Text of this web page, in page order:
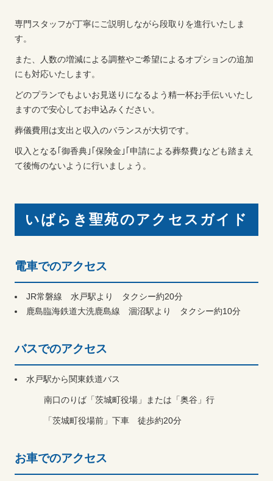
専門スタッフが丁寧にご説明しながら段取りを進行いたしま
す。
また、人数の増減による調整やご希望によるオプションの追加
にも対応いたします。
どのプランでもよいお見送りになるよう精一杯お手伝いいたし
ますので安心してお申込みください。
葬儀費用は支出と収入のバランスが大切です。
収入となる｢御香典｣｢保険金｣｢申請による葬祭費｣なども踏まえ
て後悔のないように行いましょう。
いばらき聖苑のアクセスガイド
電車でのアクセス
JR常磐線 水戸駅より タクシー約20分
鹿島臨海鉄道大洗鹿島線 涸沼駅より タクシー約10分
バスでのアクセス
水戸駅から関東鉄道バス
南口のりば「茨城町役場」または「奥谷」行
「茨城町役場前」下車 徒歩約20分
お車でのアクセス